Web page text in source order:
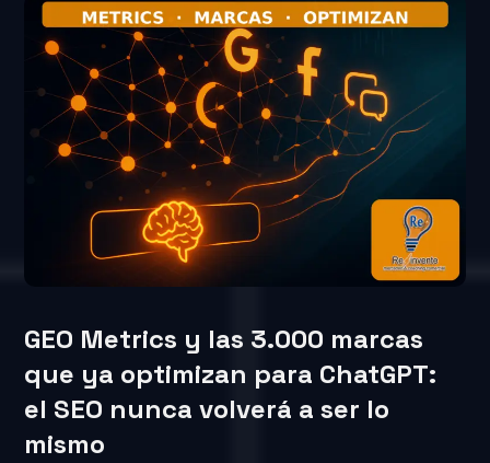
GEO Metrics y las 3.000 marcas
que ya optimizan para ChatGPT:
el SEO nunca volverá a ser lo
mismo